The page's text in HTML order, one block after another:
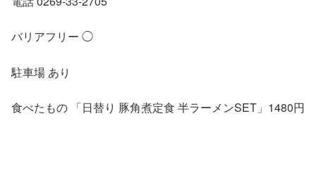
バリアフリー ◯
駐車場 あり
食べたもの 「日替り 豚角煮定食 半ラーメンSET 」 1480円